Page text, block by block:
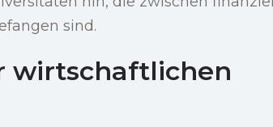
sind.
wirtschaftlichen